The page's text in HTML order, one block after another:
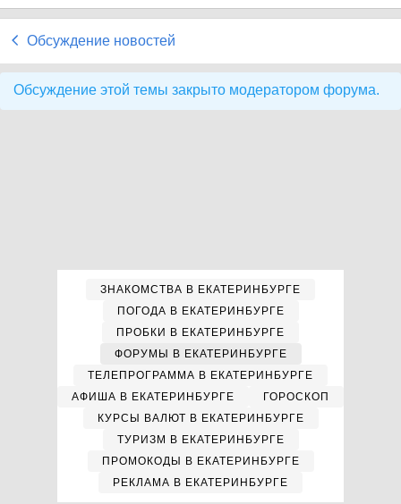
Обсуждение новостей
Обсуждение этой темы закрыто модератором форума.
ЗНАКОМСТВА В ЕКАТЕРИНБУРГЕ
ПОГОДА В ЕКАТЕРИНБУРГЕ
ПРОБКИ В ЕКАТЕРИНБУРГЕ
ФОРУМЫ В ЕКАТЕРИНБУРГЕ
ТЕЛЕПРОГРАММА В ЕКАТЕРИНБУРГЕ
АФИША В ЕКАТЕРИНБУРГЕ
ГОРОСКОП
КУРСЫ ВАЛЮТ В ЕКАТЕРИНБУРГЕ
ТУРИЗМ В ЕКАТЕРИНБУРГЕ
ПРОМОКОДЫ В ЕКАТЕРИНБУРГЕ
РЕКЛАМА В ЕКАТЕРИНБУРГЕ